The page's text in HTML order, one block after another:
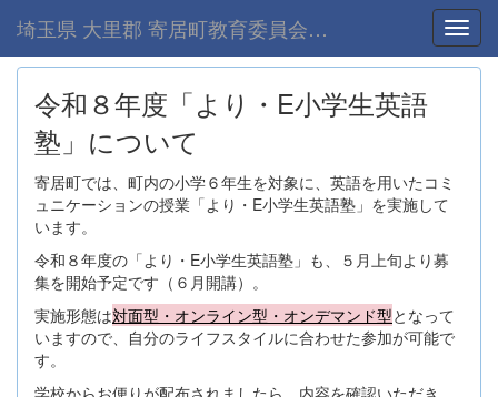
埼玉県 大里郡 寄居町教育委員会-home
令和８年度「より・E小学生英語
塾」について
寄居町では、町内の小学６年生を対象に、英語を用いたコミ
ュニケーションの授業「より・E小学生英語塾」を実施して
います。
令和８年度の「より・E小学生英語塾」も、５月上旬より募
集を開始予定です（６月開講）。
実施形態は対面型・オンライン型・オンデマンド型となって
いますので、自分のライフスタイルに合わせた参加が可能で
す。
学校からお便りが配布されましたら、内容を確認いただき、